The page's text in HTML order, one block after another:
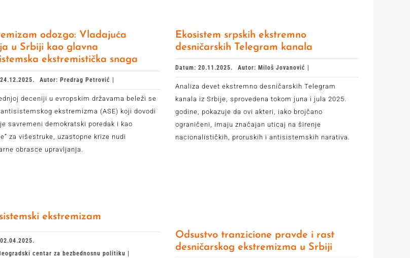
odozgo: Vladajuća
u Srbiji kao glavna
ekstremistička snaga
Autor: Predrag Petrović |
deceniji u evropskim državama beleži se
ekstremizma (ASE) koji dovodi
savremeni demokratski poredak i kao
za višestruke, uzastopne krize nudi
obrasce upravljanja.
Ekosistem srpskih ekstremno
desničarskih Telegram kanala
Datum: 20.11.2025. Autor: Miloš Jovanović |
Analiza devet ekstremno desničarskih Telegram
kanala iz Srbije, sprovedena tokom juna i jula 2025.
godine, pokazuje da ovi akteri, iako brojčano
ograničeni, imaju značajan uticaj na širenje
nacionalističkih, proruskih i antisistemskih narativa.
ekstremizam
centar za bezbednosnu politiku |
Odsustvo tranzicione pravde i rast
desničarskog ekstremizma u Srbiji